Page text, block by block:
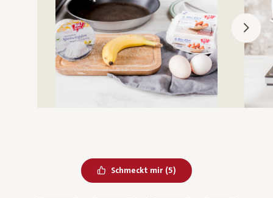
Schmeckt mir Bereits geliked
(5)